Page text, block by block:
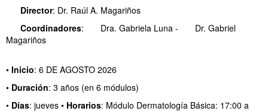
Director: Dr. Raúl A. Magariños
Coordinadores: Dra. Gabriela Luna -
Dr. Gabriel
Magariños
• Inicio: 6 DE AGOSTO 2026
• Duración: 3 años (en 6 módulos)
• Días: jueves • Horarios: Módulo Dermatología Básica: 17:00 a